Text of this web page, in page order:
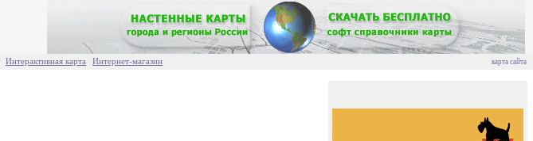
Интерактивная карта Интернет-магазин карта сайта